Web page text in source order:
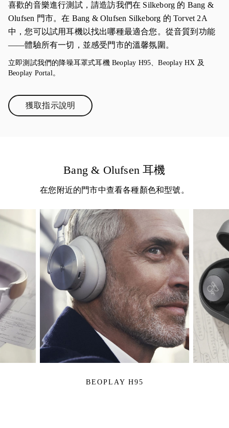
喜歡的音樂進行測試，請造訪我們在 Silkeborg 的 Bang &
Olufsen 門市。在 Bang & Olufsen Silkeborg 的 Torvet 2A
中，您可以試用耳機以找出哪種最適合您。從音質到功能
——體驗所有一切，並感受門市的溫馨氛圍。
立即測試我們的降噪耳罩式耳機 Beoplay H95、Beoplay HX 及
Beoplay Portal。
獲取指示說明Link Opens in New Tab
Bang & Olufsen 耳機
在您附近的門市中查看各種顏色和型號。
BEOPLAY H95